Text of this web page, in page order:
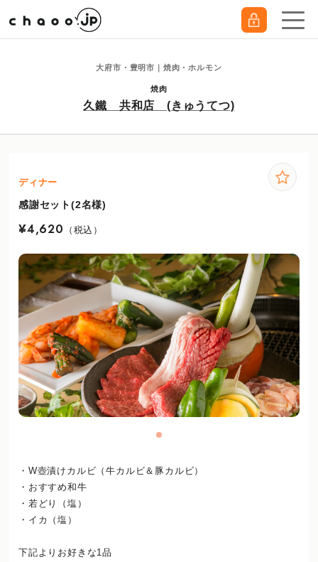
大府市・豊明市｜焼肉・ホルモン
焼肉
久鐵 共和店 (きゅうてつ)
ディナー
感謝セット(2名様)
¥4,620 （税込）
・W壺漬けカルビ（牛カルビ＆豚カルビ）
・おすすめ和牛
・若どり（塩）
・イカ（塩）
下記よりお好きな1品